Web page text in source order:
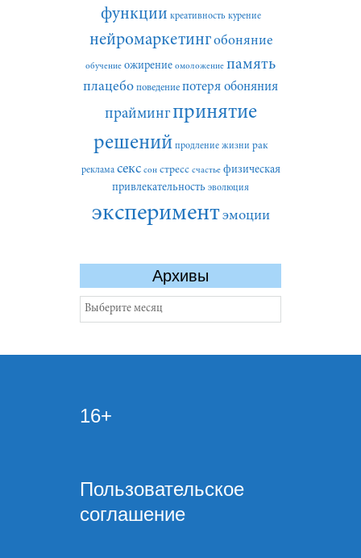
функции креативность курение
нейромаркетингобоняние
обучение ожирение омоложение память
плацебо поведение потеря обоняния
праймингпринятие
решений продление жизни рак
реклама секс сон стресс счастье физическая
привлекательность эволюция
экспериментэмоции
Архивы
Архивы
16+
Пользовательское
соглашение